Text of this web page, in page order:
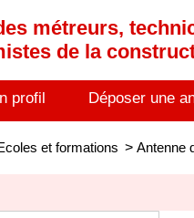
métreurs,
de la
profil Déposer une
et formations > Antenne